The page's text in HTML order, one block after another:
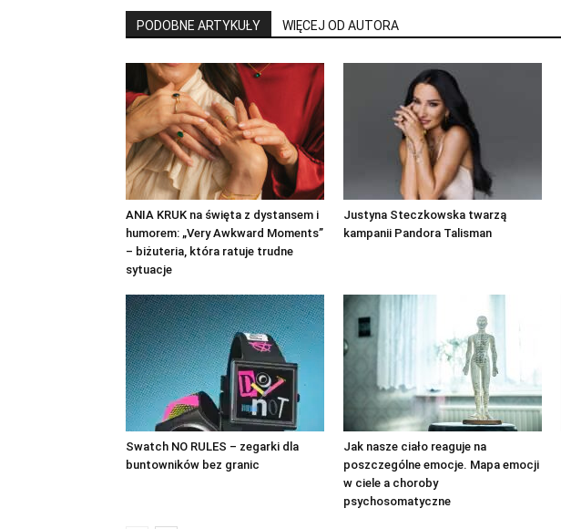
PODOBNE ARTYKUŁY WIĘCEJ OD AUTORA
ANIA KRUK na święta z dystansem i
humorem: „Very Awkward Moments”
– biżuteria, która ratuje trudne
sytuacje
Justyna Steczkowska twarzą
kampanii Pandora Talisman
Swatch NO RULES – zegarki dla
buntowników bez granic
Jak nasze ciało reaguje na
poszczególne emocje. Mapa emocji
w ciele a choroby
psychosomatyczne